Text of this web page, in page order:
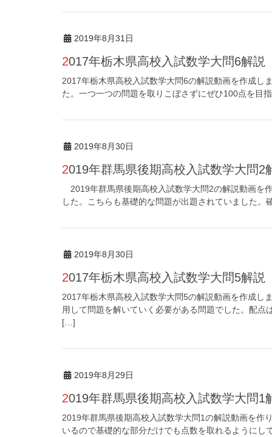
2019年8月31日
2017年栃木県高校入試数学大問6解説
2017年栃木県高校入試数学大問6の解説動画を作成し
た。一つ一つの問題を取りこぼさずにぜひ100点を目
2019年8月30日
2019年群馬県後期高校入試数学大問2
2019年群馬県後期高校入試数学大問2の解説動画を
した。こちらも基礎的な問題が出題されていました。
2019年8月30日
2017年栃木県高校入試数学大問5解説
2017年栃木県高校入試数学大問5の解説動画を作成し
用して問題を解いていく必要がある問題でした。配
[…]
2019年8月29日
2019年群馬県後期高校入試数学大問1
2019年群馬県後期高校入試数学大問1の解説動画を作
いるので基礎的な部分だけでも点数を取れるように